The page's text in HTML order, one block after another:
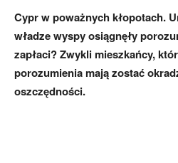
Cypr w poważnych kłopotach.
władze wyspy osiągnęły
zapłaci? Zwykli mieszkańcy,
porozumienia mają zostać
oszczędności.